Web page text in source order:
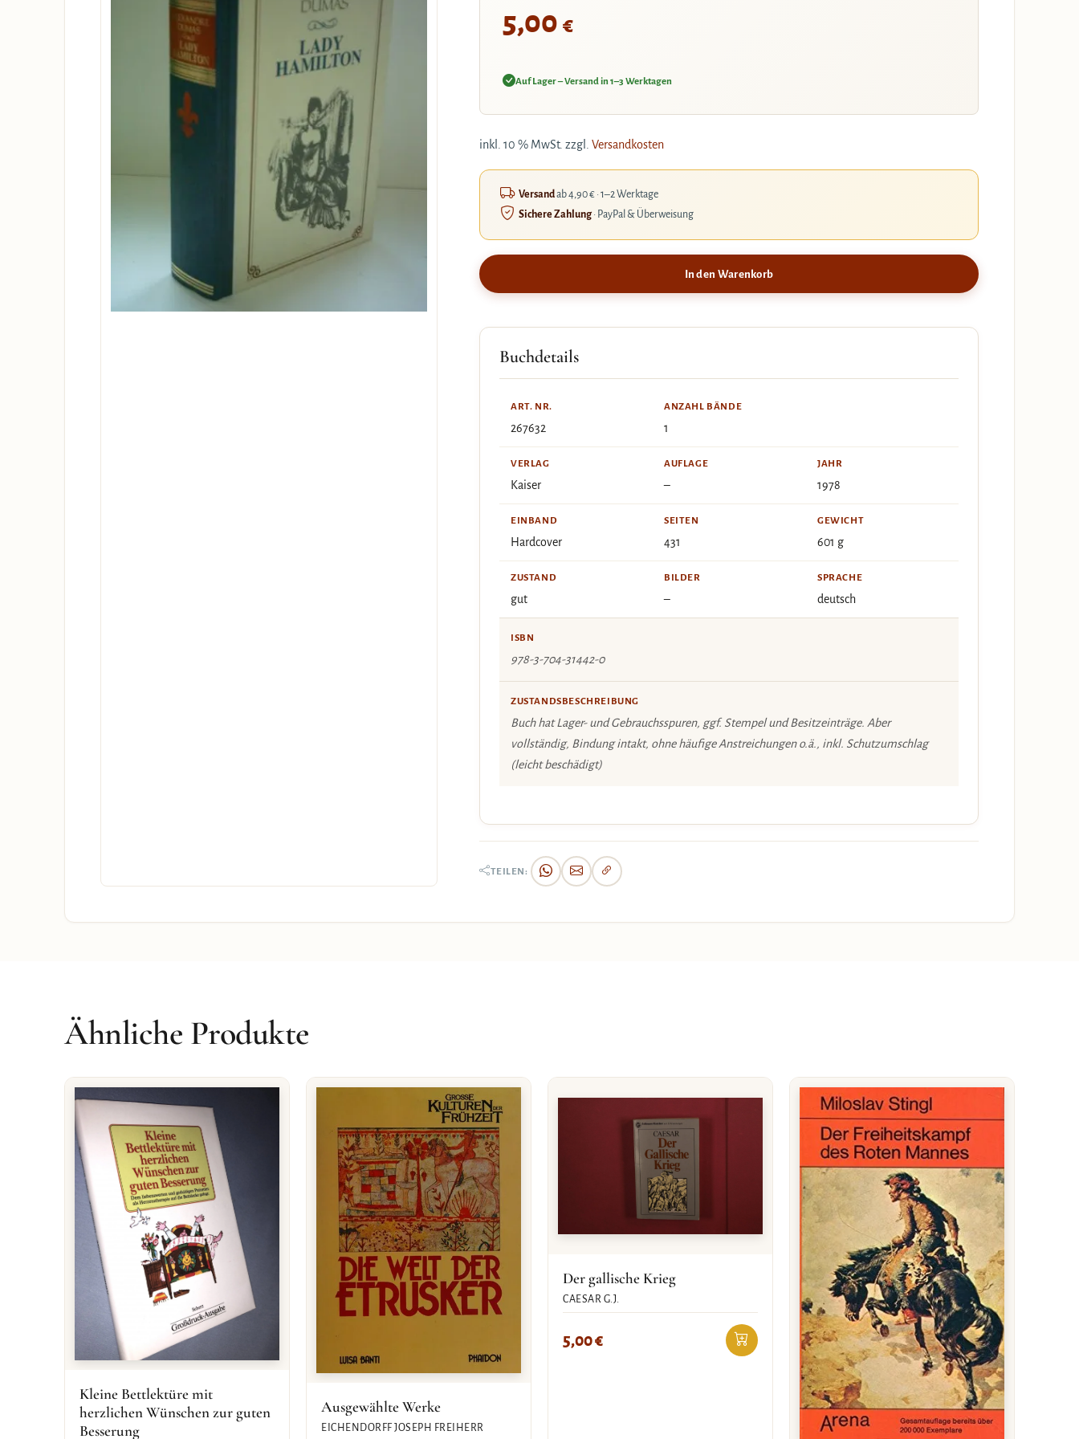
5,00 €
Auf Lager – Versand in 1–3 Werktagen
inkl. 10 % MwSt. zzgl. Versandkosten
Versandab 4,90 € · 1–2 Werktage
Sichere Zahlung· PayPal & Überweisung
In den Warenkorb
Buchdetails
ART. NR.
267632
ANZAHL BÄNDE
1
VERLAG
Kaiser
AUFLAGE
–
JAHR
1978
EINBAND
Hardcover
SEITEN
431
GEWICHT
601 g
ZUSTAND
gut
BILDER
–
SPRACHE
deutsch
ISBN
978-3-704-31442-0
ZUSTANDSBESCHREIBUNG
Buch hat Lager- und Gebrauchsspuren, ggf. Stempel und Besitzeinträge. Aber
vollständig, Bindung intakt, ohne häufige Anstreichungen o.ä., inkl. Schutzumschlag
(leicht beschädigt)
TEILEN:
Ähnliche Produkte
Kleine Bettlektüre mit
herzlichen Wünschen zur guten
Besserung
Ausgewählte Werke
EICHENDORFF JOSEPH FREIHERR
Der gallische Krieg
CAESAR G.J.
5,00€